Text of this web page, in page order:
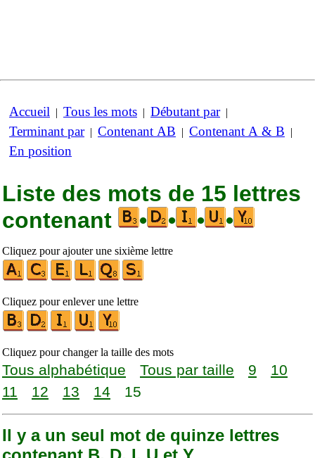
Accueil | Tous les mots | Débutant par|
Terminant par| Contenant AB | Contenant A & B |
En position
Liste des mots de 15 lettres
contenant
• • • •
Cliquez pour ajouter une sixième lettre
Cliquez pour enlever une lettre
Cliquez pour changer la taille des mots
Tous alphabétique Tous par taille 9
10
11
12 13 14 15
Il y a un seul mot de quinze lettres